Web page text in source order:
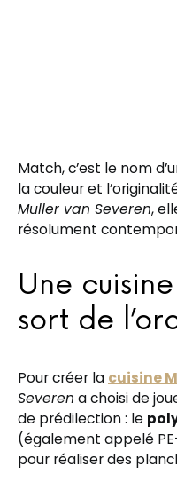
Match, c’est le nom
la couleur et
Muller van Severen,
résolument
Une
sort de
Pour créer la cuisine
Severen a choisi de
de prédilection : le
(également appelé
pour réaliser des